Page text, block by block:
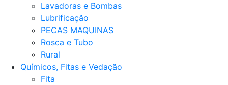
Lavadoras e Bombas
Lubrificação
PECAS MAQUINAS
Rosca e Tubo
Rural
Químicos, Fitas e Vedação
Fita